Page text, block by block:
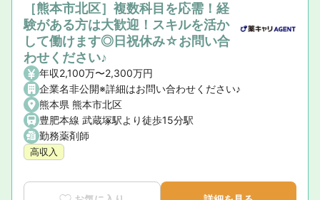
［熊本市北区］複数科目を応需！経
験がある方は大歓迎！スキルを活か
して働けます◎日祝休み☆お問い合
わせください♪
年収2,100万〜2,300万円
企業名非公開※詳細はお問い合わせください♪
熊本県 熊本市北区
豊肥本線 武蔵塚駅より徒歩15分駅
勤務薬剤師
高収入